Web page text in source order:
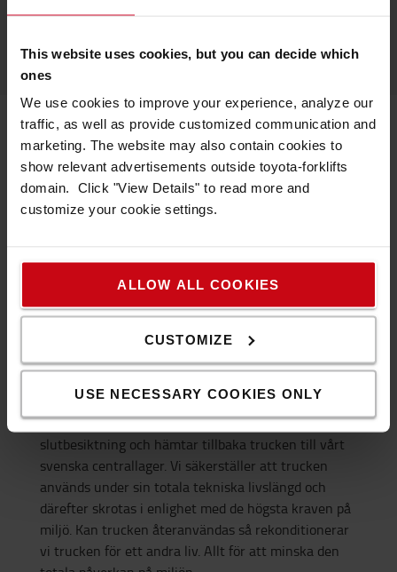
This website uses cookies, but you can decide which
ones
We use cookies to improve your experience, analyze our
traffic, as well as provide customized communication and
marketing. The website may also contain cookies to
show relevant advertisements outside toyota-forklifts
domain. Click "View Details" to read more and
customize your cookie settings.
ALLOW ALL COOKIES
CUSTOMIZE
USE NECESSARY COOKIES ONLY
5. Ansvar för miljö och återbruk
Vid uppsägning av avtalet schemalägger vi en
slutbesiktning och hämtar tillbaka trucken till vårt
svenska centrallager. Vi säkerställer att trucken
används under sin totala tekniska livslängd och
därefter skrotas i enlighet med de högsta kraven på
miljö. Kan trucken återanvändas så rekonditionerar
vi trucken för ett andra liv. Allt för att minska den